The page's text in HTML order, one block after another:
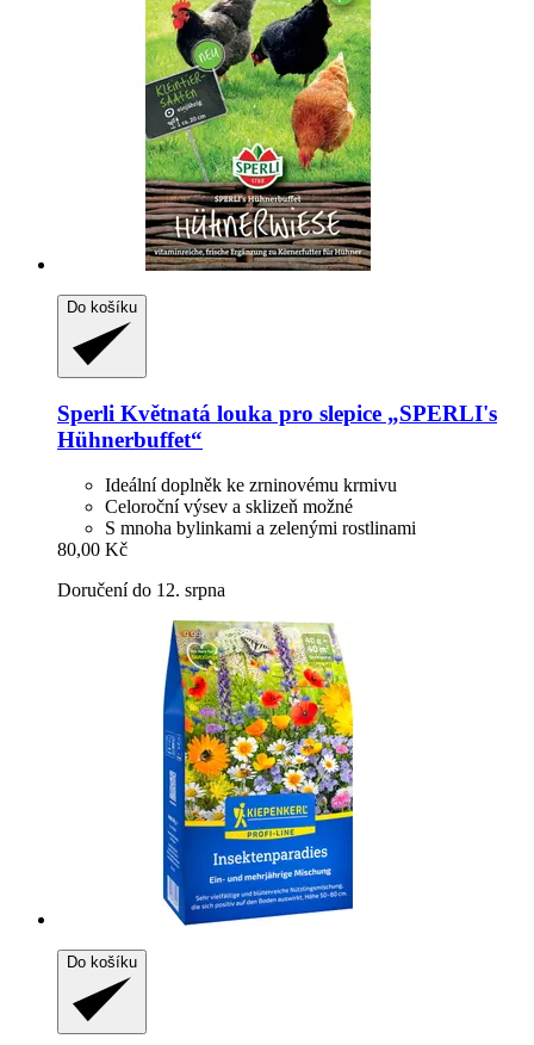
Do košíku
Sperli Květnatá louka pro slepice „SPERLI's
Hühnerbuffet“
Ideální doplněk ke zrninovému krmivu
Celoroční výsev a sklizeň možné
S mnoha bylinkami a zelenými rostlinami
80,00 Kč
Doručení do 12. srpna
Do košíku